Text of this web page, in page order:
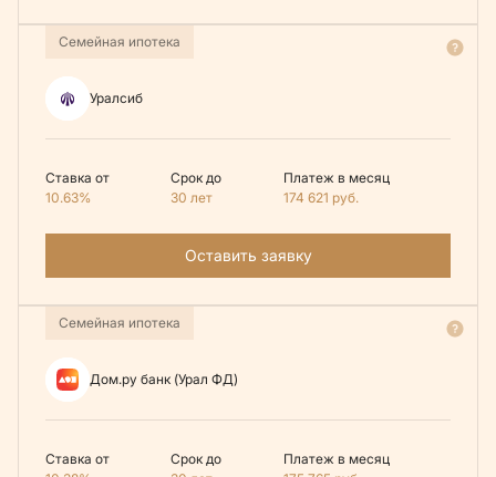
Семейная ипотека
Уралсиб
Ставка от
10.63%
Срок до
30 лет
Платеж в месяц
174 621 руб.
Оставить заявку
Семейная ипотека
Дом.ру банк (Урал ФД)
Ставка от
Срок до
Платеж в месяц